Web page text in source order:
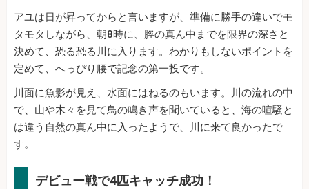
アユは日が昇ってからと言いますが、準備に勝手の違いでモ
タモタしながら、朝8時に、脛の真ん中までを限界の深さと
決めて、恐る恐る川に入ります。わかりもしないポイントを
定めて、へっぴり腰で記念の第一投です。
川面に魚影が見え、水面にはねるのもいます。川の流れの中
で、山や木々を見て鳥の鳴き声を聞いていると、海の喧騒と
は違う自然の真ん中に入ったようで、川に来て良かったで
す。
デビュー戦で4匹キャッチ成功！